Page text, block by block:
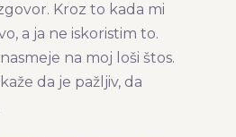
Kroz to kada mi
a ja ne iskoristim to.
na moj loši štos.
da je pažljiv, da